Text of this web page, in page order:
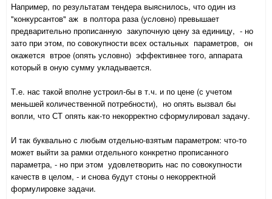
Например, по результатам тендера выяснилось, что один из
"конкурсантов" аж в полтора раза (условно) превышает
предварительно прописанную закупочную цену за единицу, - но
зато при этом, по совокупности всех остальных параметров, он
окажется втрое (опять условно) эффективнее того, аппарата
который в оную сумму укладывается.
Т.е. нас такой вполне устроил-бы в т.ч. и по цене (с учетом
меньшей количественной потребности), но опять вызвал бы
вопли, что СТ опять как-то некорректно сформулировал задачу.
И так буквально с любым отдельно-взятым параметром: что-то
может выйти за рамки отдельного конкретно прописанного
параметра, - но при этом удовлетворить нас по совокупности
качеств в целом, - и снова будут стоны о некорректной
формулировке задачи.